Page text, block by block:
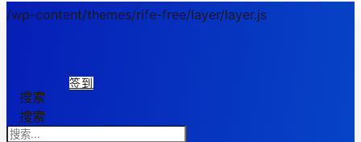
/wp-content/themes/rife-free/layer/layer.js
签到
搜索
搜索